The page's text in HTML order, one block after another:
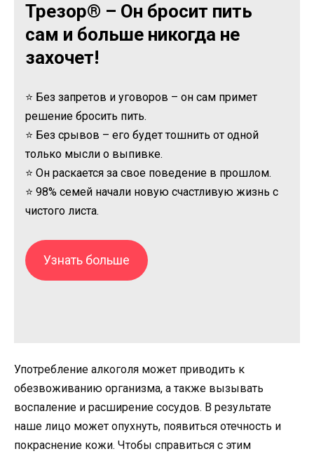
Трезор® – Он бросит пить
сам и больше никогда не
захочет!
⭐ Без запретов и уговоров – он сам примет
решение бросить пить.
⭐ Без срывов – его будет тошнить от одной
только мысли о выпивке.
⭐ Он раскается за свое поведение в прошлом.
⭐ 98% семей начали новую счастливую жизнь с
чистого листа.
Узнать больше
Употребление алкоголя может приводить к
обезвоживанию организма, а также вызывать
воспаление и расширение сосудов. В результате
наше лицо может опухнуть, появиться отечность и
покраснение кожи. Чтобы справиться с этим